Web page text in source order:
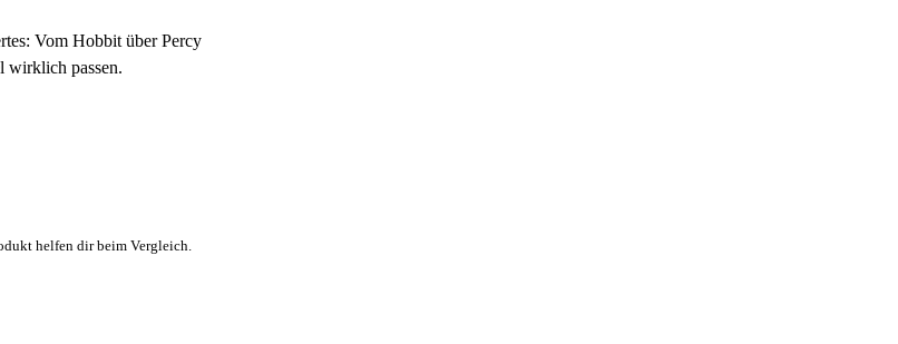
Vom Hobbit über Percy
wirklich passen.
helfen dir beim Vergleich.